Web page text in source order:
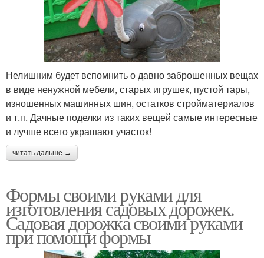
Нелишним будет вспомнить о давно заброшенных вещах
в виде ненужной мебели, старых игрушек, пустой тары,
изношенных машинных шин, остатков стройматериалов
и т.п. Дачные поделки из таких вещей самые интересные
и лучше всего украшают участок!
читать дальше →
Формы своими руками для
изготовления садовых дорожек.
Садовая дорожка своими руками
при помощи формы